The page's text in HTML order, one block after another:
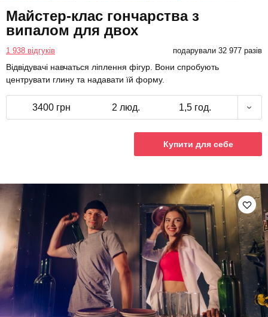
Майстер-клас гончарства з
випалом для двох
1 938 відгуків подарували 32 977 разів
Відвідувачі навчаться ліплення фігур. Вони спробують
центрувати глину та надавати їй форму.
3400 грн 2 люд. 1,5 год.
Купити для себе